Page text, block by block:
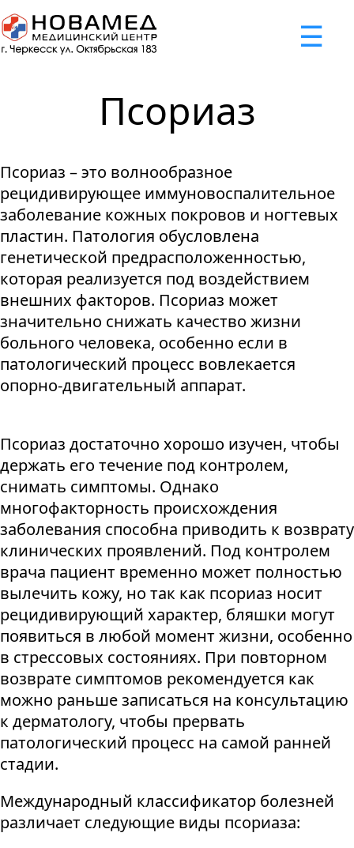
☰
x
Задать вопрос
Я принимаю"Cоглашение
об обработке персональных
данных."
Отправить вопрос
Успешно
Мы свяжемся с вами в ближайшее время
Неудача
Некорректно введен номер телефона
Неудача
Отклонена капча
Неудача
Не введено имя или вопрос
Неудача
Не принято соглашение
Псориаз
Псориаз – это волнообразное
рецидивирующее иммуновоспалительное
заболевание кожных покровов и ногтевых
пластин. Патология обусловлена
генетической предрасположенностью,
которая реализуется под воздействием
внешних факторов. Псориаз может
значительно снижать качество жизни
больного человека, особенно если в
патологический процесс вовлекается
опорно-двигательный аппарат.
Псориаз достаточно хорошо изучен, чтобы
держать его течение под контролем,
снимать симптомы. Однако
многофакторность происхождения
заболевания способна приводить к возврату
клинических проявлений. Под контролем
врача пациент временно может полностью
вылечить кожу, но так как псориаз носит
рецидивирующий характер, бляшки могут
появиться в любой момент жизни, особенно
в стрессовых состояниях. При повторном
возврате симптомов рекомендуется как
можно раньше записаться на консультацию
к дерматологу, чтобы прервать
патологический процесс на самой ранней
стадии.
Международный классификатор болезней
различает следующие виды псориаза: